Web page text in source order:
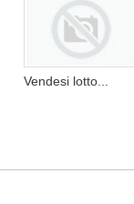
Vendesi lotto...